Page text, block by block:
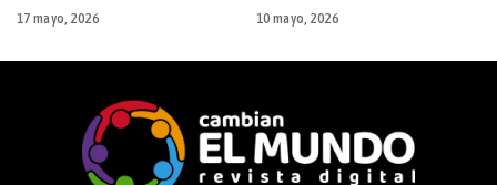
17 mayo, 2026 10 mayo, 2026